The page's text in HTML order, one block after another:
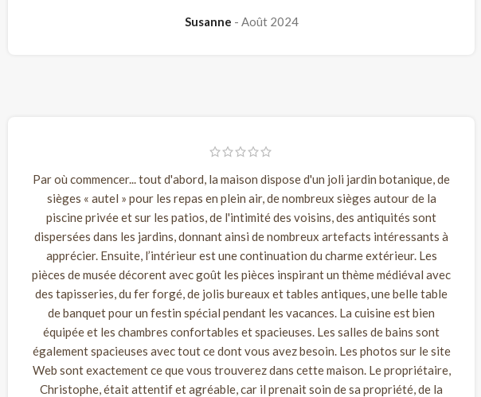
Susanne Août 2024
Par où commencer... tout d'abord, la maison dispose d'un joli jardin botanique, de
sièges « autel » pour les repas en plein air, de nombreux sièges autour de la
piscine privée et sur les patios, de l'intimité des voisins, des antiquités sont
dispersées dans les jardins, donnant ainsi de nombreux artefacts intéressants à
apprécier. Ensuite, l’intérieur est une continuation du charme extérieur. Les
pièces de musée décorent avec goût les pièces inspirant un thème médiéval avec
des tapisseries, du fer forgé, de jolis bureaux et tables antiques, une belle table
de banquet pour un festin spécial pendant les vacances. La cuisine est bien
équipée et les chambres confortables et spacieuses. Les salles de bains sont
également spacieuses avec tout ce dont vous avez besoin. Les photos sur le site
Web sont exactement ce que vous trouverez dans cette maison. Le propriétaire,
Christophe, était attentif et agréable, car il prenait soin de sa propriété, de la